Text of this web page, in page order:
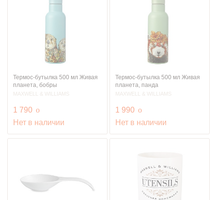
Термос-бутылка 500 мл Живая
планета, бобры
MAXWELL & WILLIAMS
1 790 руб.
o
Нет в наличии
Термос-бутылка 500 мл Живая
планета, панда
MAXWELL & WILLIAMS
1 990 руб.
o
Нет в наличии